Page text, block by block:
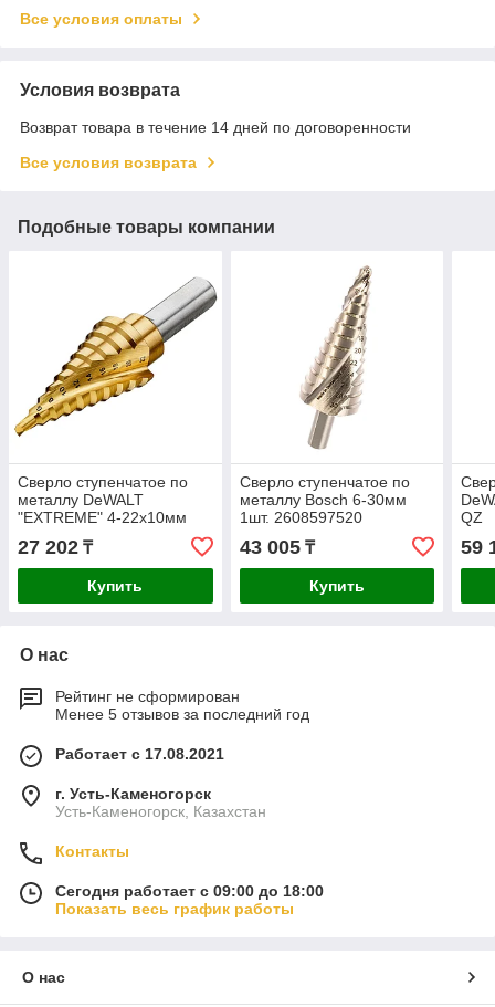
Все условия оплаты
Условия возврата
Возврат товара в течение 14 дней по договоренности
Все условия возврата
Подобные товары компании
Сверло ступенчатое по
металлу DeWALT
"EXTREME" 4-22х10мм
DT90246-QZ
27 202 ₸
Купить
Сверло ступенчатое по
металлу Bosch 6-30мм
1шт. 2608597520
43 005₸
Купить
QZ
59
О нас
Рейтинг не сформирован
Менее 5 отзывов за последний год
Работает с 17.08.2021
г. Усть-Каменогорск
Усть-Каменогорск, Казахстан
Контакты
Сегодня работает с 09:00 до 18:00
Показать весь график работы
О нас